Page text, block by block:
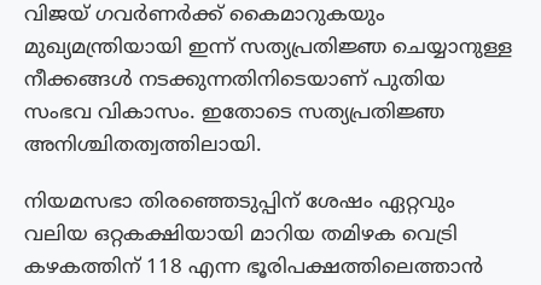
വിജയ് ഗവർണർക്ക് കൈമാറുകയും
മുഖ്യമന്ത്രിയായി ഇന്ന് സത്യപ്രതിജ്ഞ ചെയ്യാനുള്ള
നീക്കങ്ങൾ നടക്കുന്നതിനിടെയാണ് പുതിയ
സംഭവ വികാസം. ഇതോടെ സത്യപ്രതിജ്ഞ
അനിശ്ചിതത്വത്തിലായി.
നിയമസഭാ തിരഞ്ഞെടുപ്പിന് ശേഷം ഏറ്റവും
വലിയ ഒറ്റകക്ഷിയായി മാറിയ തമിഴക വെട്രി
കഴകത്തിന് 118 എന്ന ഭൂരിപക്ഷത്തിലെത്താൻ